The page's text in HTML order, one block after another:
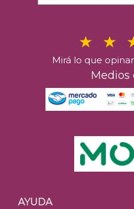
Mirá lo que
Medios
AYUDA